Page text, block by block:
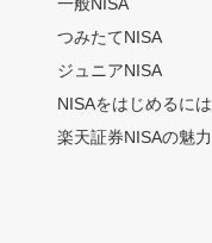
つみたてNISA
ジュニアNISA
NISAをはじめるには
楽天証券NISAの魅力